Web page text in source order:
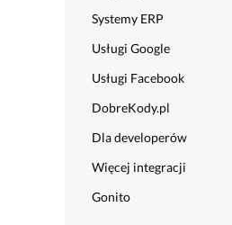
Systemy ERP
Usługi Google
Usługi Facebook
DobreKody.pl
Dla developerów
Więcej integracji
Gonito